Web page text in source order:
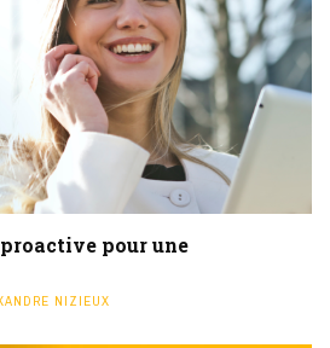
pour une
NIZIEUX